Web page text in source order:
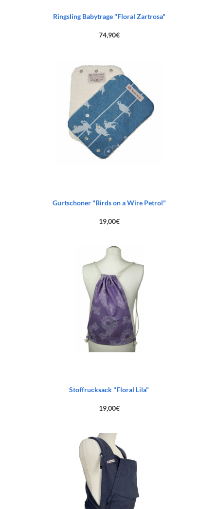
Ringsling Babytrage "Floral Zartrosa"
74,90€
Gurtschoner "Birds on a Wire Petrol"
19,00€
Stoffrucksack "Floral Lila"
19,00€